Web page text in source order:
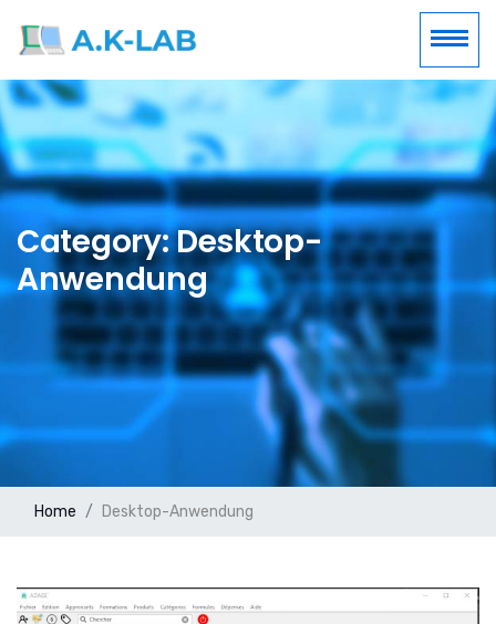
Category: Desktop-
Anwendung
Home Desktop-Anwendung